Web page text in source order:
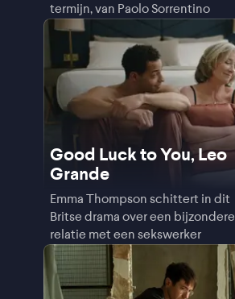
termijn, van Paolo Sorrentino
Good Luck to You, Leo
Grande
Emma Thompson schittert in dit
Britse drama over een bijzondere
relatie met een sekswerker